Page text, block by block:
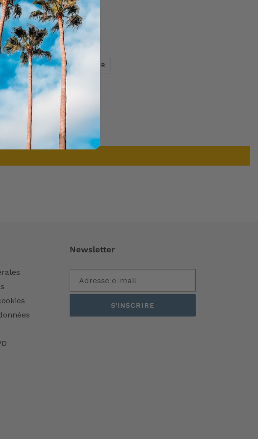
TWEETERTWEETER
SUR
TWITTER
ÉPINGLER
Newsletter
S'INSCRIRE